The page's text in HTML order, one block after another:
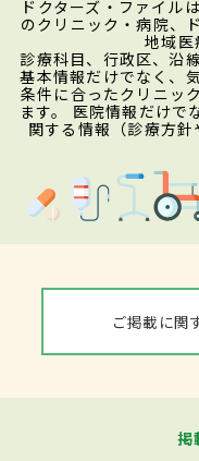
ドクターズ・ファイル
のクリニック・病院、
地域医
診療科目、行政区、沿
基本情報だけでなく、
条件に合ったクリニッ
ます。 医院情報だけで
関する情報（診療方針
ご掲載に関
掲